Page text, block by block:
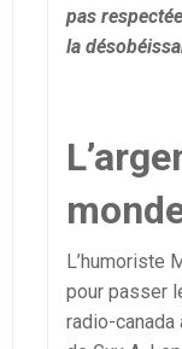
pas
la
L’humoriste
pour passer
radio-canada